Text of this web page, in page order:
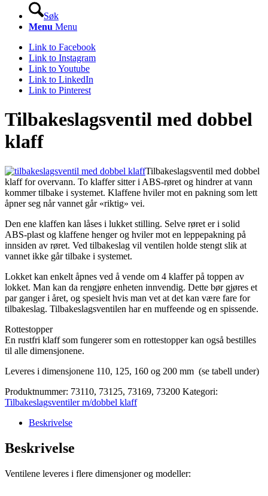
Søk
Menu Menu
Link to Facebook
Link to Instagram
Link to Youtube
Link to LinkedIn
Link to Pinterest
Tilbakeslagsventil med dobbel
klaff
Tilbakeslagsventil med dobbel
klaff for overvann. To klaffer sitter i ABS-røret og hindrer at vann
kommer tilbake i systemet. Klaffene hviler mot en pakning som lett
åpner seg når vannet går «riktig» vei.
Den ene klaffen kan låses i lukket stilling. Selve røret er i solid
ABS-plast og klaffene henger og hviler mot en leppepakning på
innsiden av røret. Ved tilbakeslag vil ventilen holde stengt slik at
vannet ikke går tilbake i systemet.
Lokket kan enkelt åpnes ved å vende om 4 klaffer på toppen av
lokket. Man kan da rengjøre enheten innvendig. Dette bør gjøres et
par ganger i året, og spesielt hvis man vet at det kan være fare for
tilbakeslag. Tilbakeslagsventilen har en muffeende og en spissende.
Rottestopper
En rustfri klaff som fungerer som en rottestopper kan også bestilles
til alle dimensjonene.
Leveres i dimensjonene 110, 125, 160 og 200 mm (se tabell under)
Produktnummer: 73110, 73125, 73169, 73200 Kategori:
Tilbakeslagsventiler m/dobbel klaff
Beskrivelse
Beskrivelse
Ventilene leveres i flere dimensjoner og modeller: